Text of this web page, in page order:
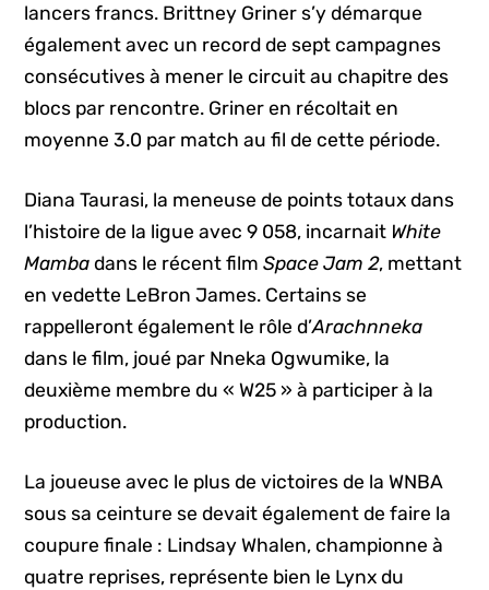
lancers francs. Brittney Griner s’y démarque
également avec un record de sept campagnes
consécutives à mener le circuit au chapitre des
blocs par rencontre. Griner en récoltait en
moyenne 3.0 par match au fil de cette période.
Diana Taurasi, la meneuse de points totaux dans
l’histoire de la ligue avec 9 058, incarnait White
Mamba dans le récent filmSpace Jam 2, mettant
en vedette LeBron James. Certains se
rappelleront également le rôle d’Arachnneka
dans le film, joué par Nneka Ogwumike, la
deuxième membre du « W25 » à participer à la
production.
La joueuse avec le plus de victoires de la WNBA
sous sa ceinture se devait également de faire la
coupure finale : Lindsay Whalen, championne à
quatre reprises, représente bien le Lynx du